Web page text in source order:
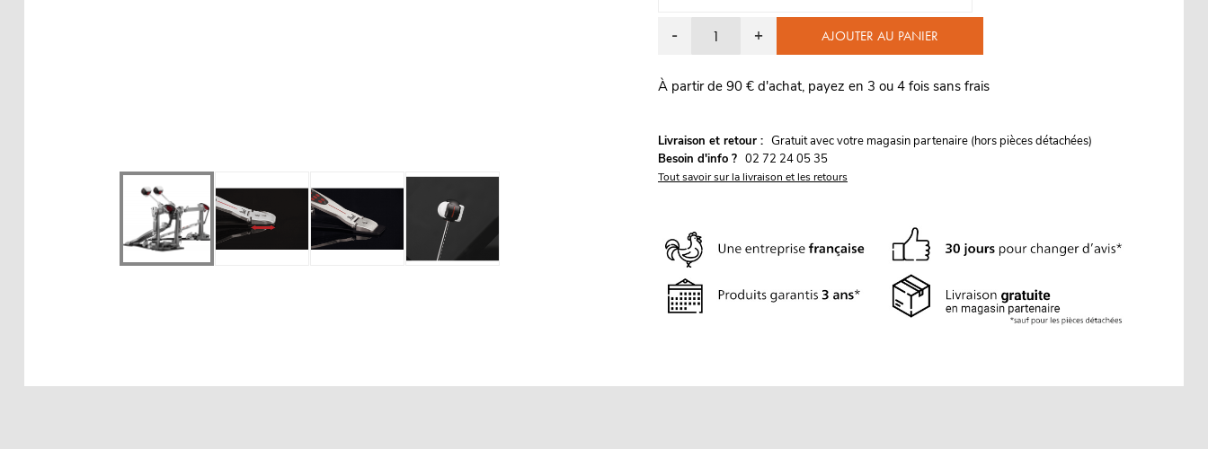
- + AJOUTER AU PANIER
À partir de 90 € d'achat, payez en 3 ou 4 fois sans frais
Livraison et retour : Gratuit avec votre magasin partenaire (hors pièces détachées)
Besoin d'info ? 02 72 24 05 35
Tout savoir sur la livraison et les retours